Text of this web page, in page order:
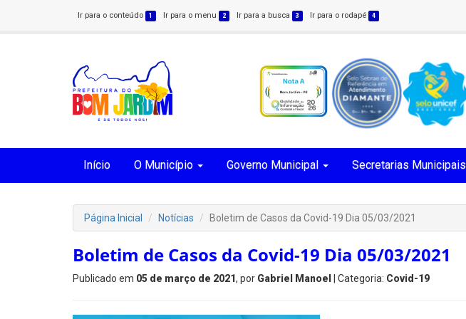
Ir para o conteúdo 1 Ir para o menu 2 Ir para a busca 3 Ir para o rodapé 4
Início O Município Governo Municipal Secretarias Municipais
Página Inicial Notícias Boletim de Casos da Covid-19 Dia 05/03/2021
Boletim de Casos da Covid-19 Dia 05/03/2021
Publicado em 05 de março de 2021, por Gabriel Manoel | Categoria: Covid-19